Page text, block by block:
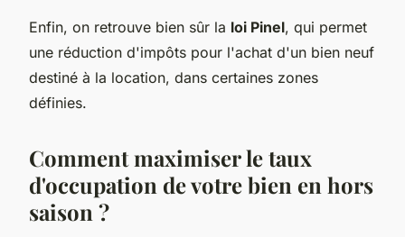
Enfin, on retrouve bien sûr la loi Pinel, qui permet
une réduction d'impôts pour l'achat d'un bien neuf
destiné à la location, dans certaines zones
définies.
Comment maximiser le taux
d'occupation de votre bien en hors
saison ?